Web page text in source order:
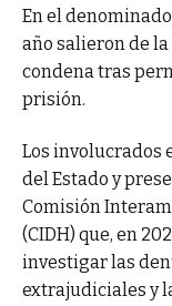
En el denominado
año salieron de
condena tras
prisión.
Los involucrados
del Estado y
Comisión
(CIDH) que, en
investigar las
extrajudiciales y